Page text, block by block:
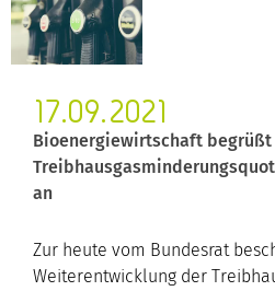
17.09.2021
Bioenergiewirtschaft
an
Zur heute vom Bundesrat
Weiterentwicklung der